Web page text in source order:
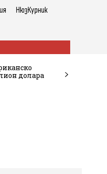
НюзКурник
долара